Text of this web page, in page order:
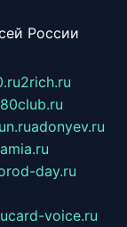
России
2rich.ru
adonyev.ru
day.ru
card-voice.ru